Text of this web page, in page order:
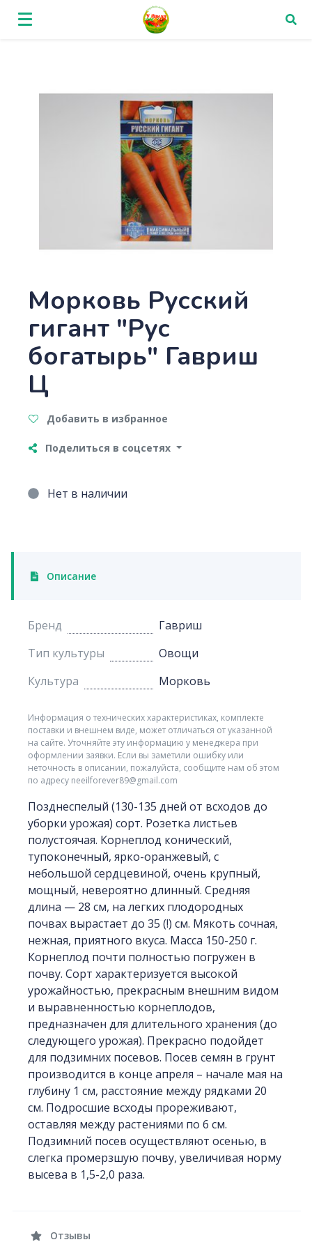
Морковь Русский
гигант "Рус
богатырь" Гавриш
Ц
Добавить в избранное
Поделиться в соцсетях
Нет в наличии
Описание
Бренд
Гавриш
Тип культуры
Овощи
Культура
Морковь
Информация о технических характеристиках, комплекте
поставки и внешнем виде, может отличаться от указанной
на сайте. Уточняйте эту информацию у менеджера при
оформлении заявки. Если вы заметили ошибку или
неточность в описании, пожалуйста, сообщите нам об этом
по адресу neeilforever89@gmail.com
Позднеспелый (130-135 дней от всходов до
уборки урожая) сорт. Розетка листьев
полустоячая. Корнеплод конический,
тупоконечный, ярко-оранжевый, с
небольшой сердцевиной, очень крупный,
мощный, невероятно длинный. Средняя
длина — 28 см, на легких плодородных
почвах вырастает до 35 (!) см. Мякоть сочная,
нежная, приятного вкуса. Масса 150-250 г.
Корнеплод почти полностью погружен в
почву. Сорт характеризуется высокой
урожайностью, прекрасным внешним видом
и выравненностью корнеплодов,
предназначен для длительного хранения (до
следующего урожая). Прекрасно подойдет
для подзимних посевов. Посев семян в грунт
производится в конце апреля – начале мая на
глубину 1 см, расстояние между рядками 20
см. Подросшие всходы прореживают,
оставляя между растениями по 6 см.
Подзимний посев осуществляют осенью, в
слегка промерзшую почву, увеличивая норму
высева в 1,5-2,0 раза.
Отзывы